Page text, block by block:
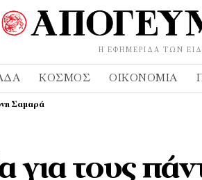
Η ΕΦΗΜΕΡΊΔΑ ΤΩΝ
ΚΌΣΜΟΣ ΟΙΚΟΝΟΜΊΑ
Σαμαρά
για τους